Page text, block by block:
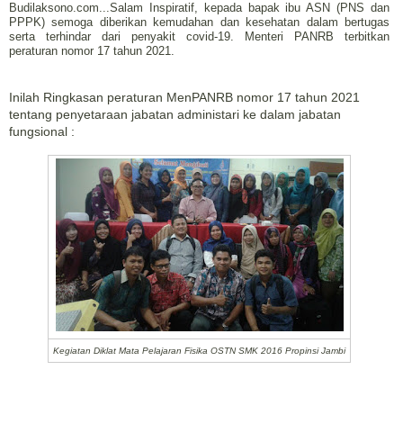
Budilaksono.com...Salam Inspiratif, kepada bapak ibu ASN (PNS dan
PPPK) semoga diberikan kemudahan dan kesehatan dalam bertugas
serta terhindar dari penyakit covid-19. Menteri PANRB terbitkan
peraturan nomor 17 tahun 2021.
Inilah Ringkasan peraturan MenPANRB nomor 17 tahun 2021
tentang penyetaraan jabatan administari ke dalam jabatan
fungsional :
Kegiatan Diklat Mata Pelajaran Fisika OSTN SMK 2016 Propinsi Jambi